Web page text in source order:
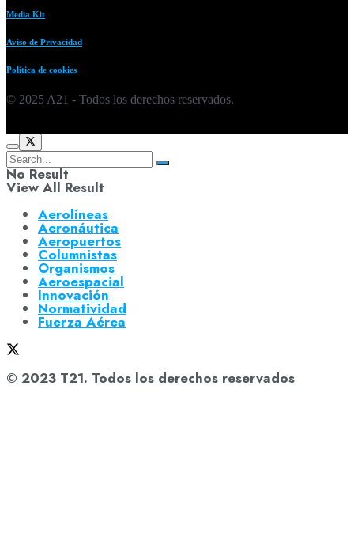
Media Kit
Aviso de Privacidad
Política de cookies
© 2025 A21 - Todos los derechos reservados.
No Result
View All Result
Aerolíneas
Aeronáutica
Aeropuertos
Columnistas
Organismos
Aeroespacial
Innovación
Normatividad
Fuerza Aérea
© 2023 T21. Todos los derechos reservados